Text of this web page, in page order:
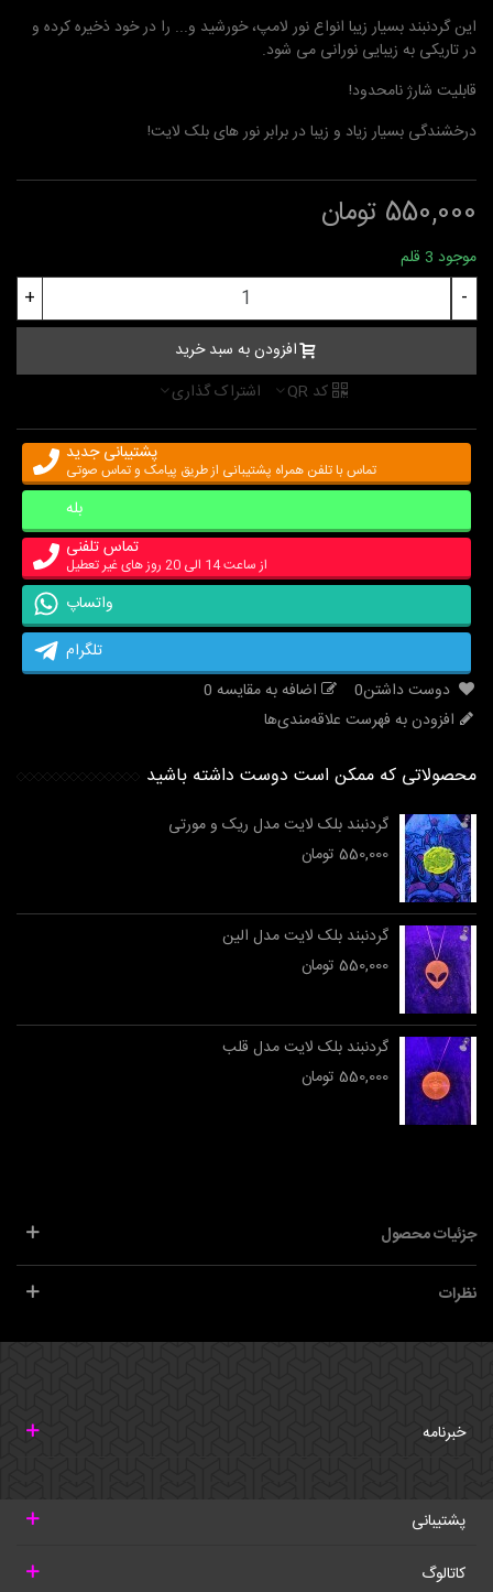
این گردنبند بسیار زیبا انواع نور لامپ، خورشید و... را در خود ذخیره کرده و
در تاریکی به زیبایی نورانی می شود.
قابلیت شارژ نامحدود!
درخشندگی بسیار زیاد و زیبا در برابر نور های بلک لایت!
550,000 تومان
موجود 3 قلم
-
+
افزودن به سبد خرید
کد QR
اشتراک گذاری
پشتیبانی جدید
تماس با تلفن همراه پشتیبانی از طریق پیامک و تماس صوتی
بله
تماس تلفنی
از ساعت 14 الی 20 روز های غیر تعطیل
واتساپ
تلگرام
دوست داشتن0 اضافه به مقایسه 0
افزودن به فهرست علاقه‌مندی‌ها
محصولاتی که ممکن است دوست داشته باشید
گردنبند بلک لایت مدل ریک و مورتی
550,000 تومان
گردنبند بلک لایت مدل الین
550,000 تومان
گردنبند بلک لایت مدل قلب
550,000 تومان
جزئیات محصول
نظرات
خبرنامه
پشتیبانی
کاتالوگ